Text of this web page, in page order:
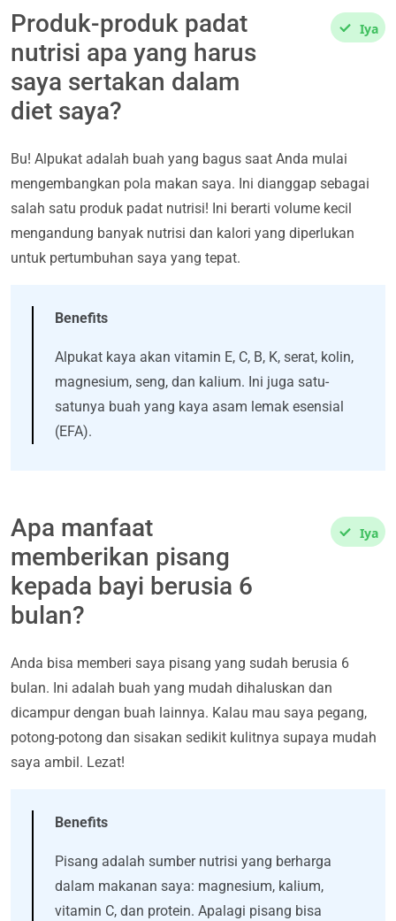
Produk-produk padat
nutrisi apa yang harus
saya sertakan dalam
diet saya?
Iya
Bu! Alpukat adalah buah yang bagus saat Anda mulai
mengembangkan pola makan saya. Ini dianggap sebagai
salah satu produk padat nutrisi! Ini berarti volume kecil
mengandung banyak nutrisi dan kalori yang diperlukan
untuk pertumbuhan saya yang tepat.
Benefits
Alpukat kaya akan vitamin E, C, B, K, serat, kolin,
magnesium, seng, dan kalium. Ini juga satu-
satunya buah yang kaya asam lemak esensial
(EFA).
Apa manfaat
memberikan pisang
kepada bayi berusia 6
bulan?
Iya
Anda bisa memberi saya pisang yang sudah berusia 6
bulan. Ini adalah buah yang mudah dihaluskan dan
dicampur dengan buah lainnya. Kalau mau saya pegang,
potong-potong dan sisakan sedikit kulitnya supaya mudah
saya ambil. Lezat!
Benefits
Pisang adalah sumber nutrisi yang berharga
dalam makanan saya: magnesium, kalium,
vitamin C, dan protein. Apalagi pisang bisa